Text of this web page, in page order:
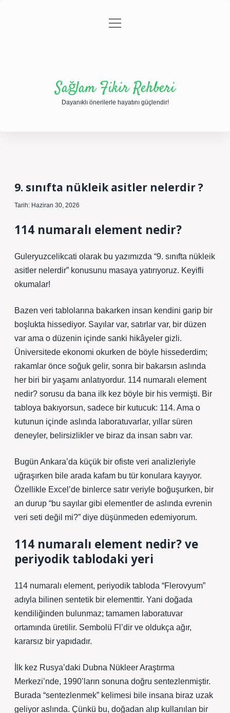
Gizlilik Politikası
menüyü
Sağlam Fikir Rehberi
Dayanıklı önerilerle hayatını güçlendir!
9. sınıfta nükleik asitler nelerdir ?
Tarih: Haziran 30, 2026
114 numaralı element nedir?
Guleryuzcelikcati olarak bu yazımızda “9. sınıfta nükleik
asitler nelerdir” konusunu masaya yatırıyoruz. Keyifli
okumalar!
Bazen veri tablolarına bakarken insan kendini garip bir
boşlukta hissediyor. Sayılar var, satırlar var, bir düzen
var ama o düzenin içinde sanki hikâyeler gizli.
Üniversitede ekonomi okurken de böyle hissederdim;
rakamlar önce soğuk gelir, sonra bir bakarsın aslında
her biri bir yaşamı anlatıyordur. 114 numaralı element
nedir? sorusu da bana ilk kez böyle bir his vermişti. Bir
tabloya bakıyorsun, sadece bir kutucuk: 114. Ama o
kutunun içinde aslında laboratuvarlar, yıllar süren
deneyler, belirsizlikler ve biraz da insan sabrı var.
Bugün Ankara’da küçük bir ofiste veri analizleriyle
uğraşırken bile arada kafam bu tür konulara kayıyor.
Özellikle Excel’de binlerce satır veriyle boğuşurken, bir
an durup “bu sayılar gibi elementler de aslında evrenin
veri seti değil mi?” diye düşünmeden edemiyorum.
114 numaralı element nedir? ve
periyodik tablodaki yeri
114 numaralı element, periyodik tabloda “Flerovyum”
adıyla bilinen sentetik bir elementtir. Yani doğada
kendiliğinden bulunmaz; tamamen laboratuvar
ortamında üretilir. Sembolü Fl’dir ve oldukça ağır,
kararsız bir yapıdadır.
İlk kez Rusya’daki Dubna Nükleer Araştırma
Merkezi’nde, 1990’ların sonuna doğru sentezlenmiştir.
Burada “sentezlenmek” kelimesi bile insana biraz uzak
geliyor aslında. Çünkü bu, doğadan alıp kullanılan bir